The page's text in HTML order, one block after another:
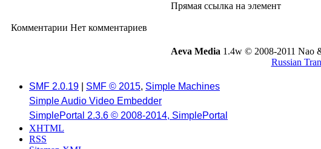
Прямая ссылка на элемент
Комментарии Нет комментариев
Aeva Media 1.4w © 2008-2011 Nao
Russian
SMF 2.0.19 SMF © 2015, Simple Machines
Simple Audio Video Embedder
SimplePortal 2.3.6 © 2008-2014, SimplePortal
XHTML
RSS